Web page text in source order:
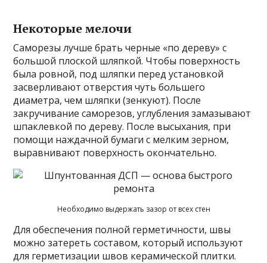
Некоторые мелочи
Саморезы лучше брать черные «по дереву» с
большой плоской шляпкой. Чтобы поверхность
была ровной, под шляпки перед установкой
засверливают отверстия чуть большего
диаметра, чем шляпки (зенкуют). После
закручивание саморезов, углубления замазывают
шпаклевкой по дереву. После высыхания, при
помощи наждачной бумаги с мелким зерном,
выравнивают поверхность окончательно.
Необходимо выдержать зазор от всех стен
Для обеспечения полной герметичности, швы
можно затереть составом, который используют
для герметизации швов керамической плитки.